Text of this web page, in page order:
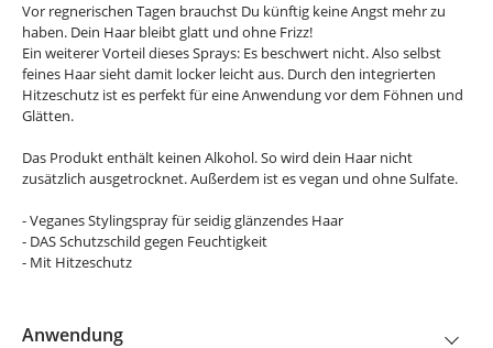
Vor regnerischen Tagen brauchst Du künftig keine Angst mehr zu
haben. Dein Haar bleibt glatt und ohne Frizz!
Ein weiterer Vorteil dieses Sprays: Es beschwert nicht. Also selbst
feines Haar sieht damit locker leicht aus. Durch den integrierten
Hitzeschutz ist es perfekt für eine Anwendung vor dem Föhnen und
Glätten.
Das Produkt enthält keinen Alkohol. So wird dein Haar nicht
zusätzlich ausgetrocknet. Außerdem ist es vegan und ohne Sulfate.
- Veganes Stylingspray für seidig glänzendes Haar
- DAS Schutzschild gegen Feuchtigkeit
- Mit Hitzeschutz
Anwendung